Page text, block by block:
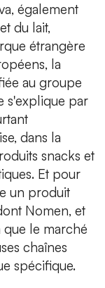
également
du lait,
étrangère
la
au groupe
s'explique par
dans la
snacks et
Et pour
un produit
Nomen, et
que le marché
chaînes
spécifique.